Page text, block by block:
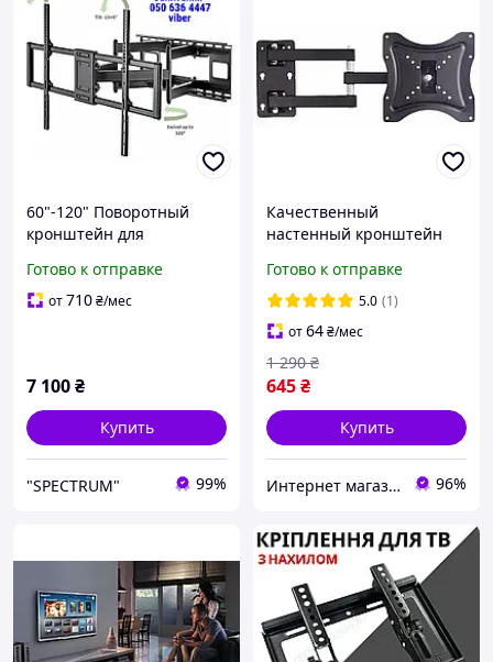
60"-120" Поворотный
кронштейн для
Крепление для
телевизора на стену
Готово к отправке
от710₴/мес
7 100₴
Купить
"SPECTRUM" 99%
Качественный
настенный кронштейн
телевизора vesa 200x200
крепление для плазмы на
стену
Готово к отправке
5.0 (1)
от64₴/мес
645₴
1 290 ₴
Купить
Интернет магазин «Smart Life» 96%